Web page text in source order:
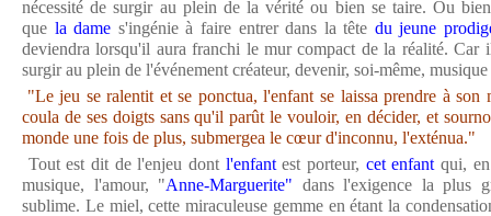
nécessité de surgir au plein de la vérité ou bien se taire. Ou
que la dame s'ingénie à faire entrer dans la tête du jeune
deviendra lorsqu'il aura franchi le mur compact de la réalité.
surgir au plein de l'événement créateur, devenir, soi-même, musique
"Le jeu se ralentit et se ponctua, l'enfant se laissa prendre à
coula de ses doigts sans qu'il parût le vouloir, en décider, et
monde une fois de plus, submergea le cœur d'inconnu, l'exténua."
Tout est dit de l'enjeu dont l'enfantest porteur, cet enfant qui,
musique, l'amour, "Anne-Marguerite" dans l'exigence la plus
sublime. Le miel, cette miraculeuse gemme en étant la